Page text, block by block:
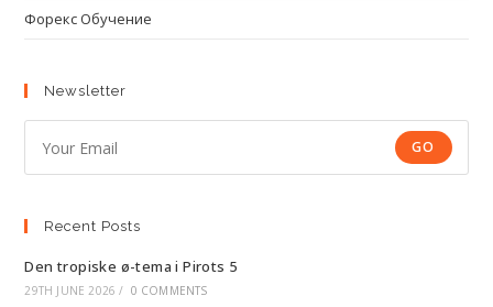
Форекс Обучение
Newsletter
GO
Recent Posts
Den tropiske ø-tema i Pirots 5
29TH JUNE 2026 / 0 COMMENTS